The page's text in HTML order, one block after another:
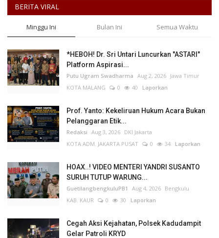
BERITA VIRAL
Minggu Ini Bulan Ini Semua Waktu
*HEBOH! Dr. Sri Untari Luncurkan "ASTARI"
Platform Aspirasi...
Putu Ugram Swadharma Aug 2, 2026 Jawa Timur
KOTA MALANG
0 40 Laporkan
Prof. Yanto: Kekeliruan Hukum Acara Bukan
Pelanggaran Etik...
Redaksi Aug 3, 2026 DKI Jakarta
KOTA ADM. JAKARTA PUSAT
0 34 Laporkan
HOAX..! VIDEO MENTERI YANDRI SUSANTO
SURUH TUTUP WARUNG...
GuetilangbengkuluPB1 Aug 4, 2026 Bengkulu
KAB. KAUR
0 30 Laporkan
Cegah Aksi Kejahatan, Polsek Kadudampit
Gelar Patroli KRYD